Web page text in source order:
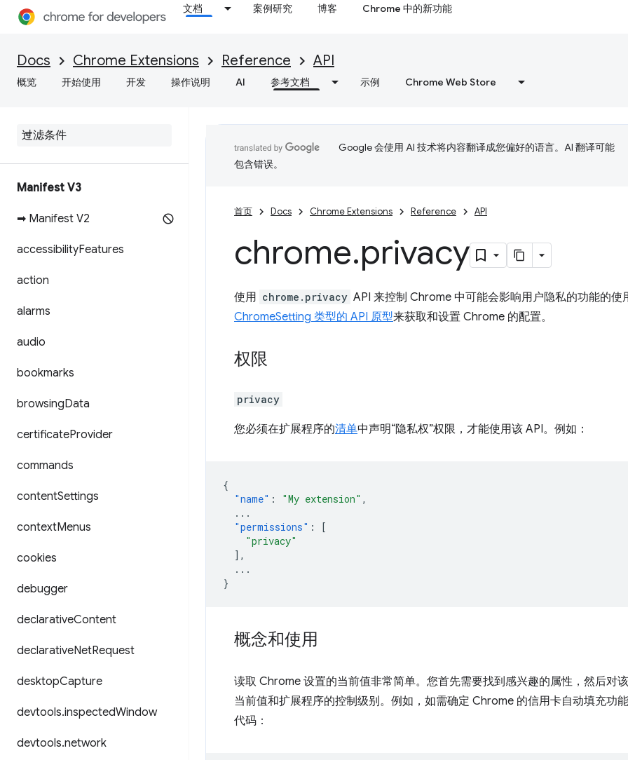
文档 案例研究 博客 Chrome 中的新功能
Docs Chrome Extensions Reference API
概览 开始使用 开发 操作说明 AI 参考文档 示例 Chrome Web Store
Manifest V3
➡ Manifest V2
accessibilityFeatures
action
alarms
audio
bookmarks
browsingData
certificateProvider
commands
contentSettings
contextMenus
cookies
debugger
declarativeContent
declarativeNetRequest
desktopCapture
devtools.inspectedWindow
devtools.network
Google 会使用 AI 技术将内容翻译成您偏好的语言。AI 翻译可能
包含错误。
首页 Docs Chrome Extensions Reference API
chrome.privacy
使用 chrome.privacy API 来控制 Chrome 中可能会影响用户隐私的功能的使
ChromeSetting 类型的 API 原型来获取和设置 Chrome 的配置。
权限
privacy
您必须在扩展程序的清单中声明“隐私权”权限，才能使用该 API。例如：
{
"name" : "My extension" ,
...
"permissions" :
[
"privacy"
],
...
}
概念和使用
读取 Chrome 设置的当前值非常简单。您首先需要找到感兴趣的属性，然后对
当前值和扩展程序的控制级别。例如，如需确定 Chrome 的信用卡自动填充功
代码：